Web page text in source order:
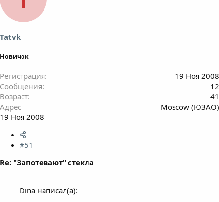
Tatvk
Новичок
Регистрация
19 Ноя 2008
Сообщения
12
Возраст
41
Адрес
Moscow (ЮЗАО)
19 Ноя 2008
#51
Re: "Запотевают" стекла
Dina написал(а):